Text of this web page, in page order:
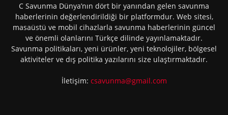
C Savunma Dünya’nın dört bir yanından gelen savunma
haberlerinin değerlendirildiği bir platformdur. Web sitesi,
masaüstü ve mobil cihazlarla savunma haberlerinin güncel
ve önemli olanlarını Türkçe dilinde yayınlamaktadır.
Savunma politikaları, yeni ürünler, yeni teknolojiler, bölgesel
aktiviteler ve dış politika yazılarını size ulaştırmaktadır.
İletişim: csavunma@gmail.com